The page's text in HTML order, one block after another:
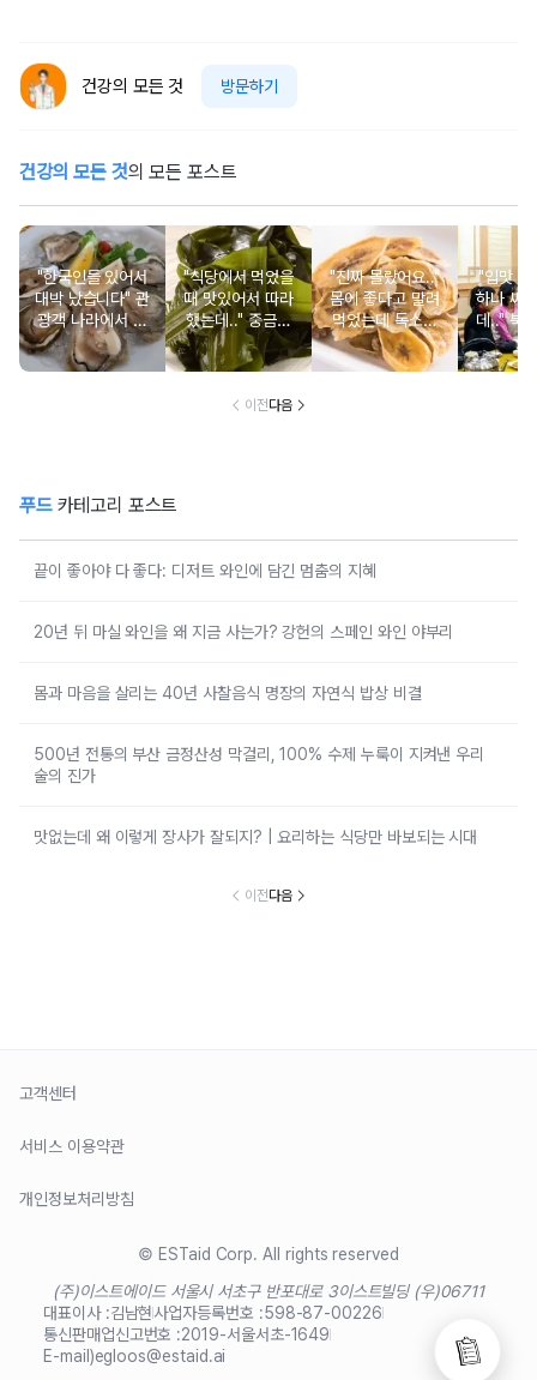
건강의 모든 것 방문하기
건강의 모든 것의 모든 포스트
"한국인들 있어서
대박 났습니다" 관
광객 나라에서 남
녀노소 보양식처
럼 먹는 음식
"식당에서 먹었을
때 맛있어서 따라
했는데.." 중금속
싹 다 빠질 줄 몰
랐어요
"진짜 몰랐어요.."
몸에 좋다고 말려
먹었는데 독소를
먹고 있었던 의외
의 음식
"입맛 없
하나 싸
데.." 북
외로 안
건
이전다음
푸드카테고리 포스트
끝이 좋아야 다 좋다: 디저트 와인에 담긴 멈춤의 지혜
20년 뒤 마실 와인을 왜 지금 사는가? 강헌의 스페인 와인 야부리
몸과 마음을 살리는 40년 사찰음식 명장의 자연식 밥상 비결
500년 전통의 부산 금정산성 막걸리, 100% 수제 누룩이 지켜낸 우리
술의 진가
맛없는데 왜 이렇게 장사가 잘되지? | 요리하는 식당만 바보되는 시대
이전다음
고객센터
서비스 이용약관
개인정보처리방침
© ESTaid Corp. All rights reserved
(주)이스트에이드 서울시 서초구 반포대로 3이스트빌딩 (우)06711
대표이사 :김남현사업자등록번호 :598-87-00226
통신판매업신고번호 :2019-서울서초-1649
E-mail)egloos@estaid.ai